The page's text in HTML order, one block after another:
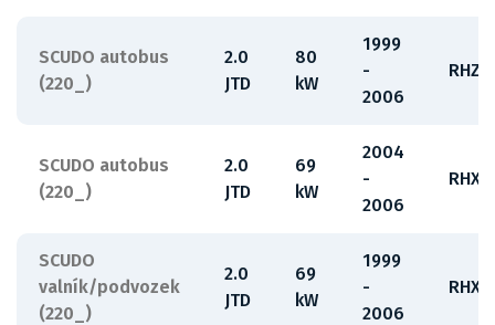
SCUDO autobus
(220_)
2.0
JTD
80
kW
1999
-
2006
RHZ
SCUDO autobus
(220_)
2.0
JTD
69
kW
2004
-
2006
RHX
SCUDO
valník/podvozek
(220_)
2.0
JTD
69
kW
1999
-
2006
RHX